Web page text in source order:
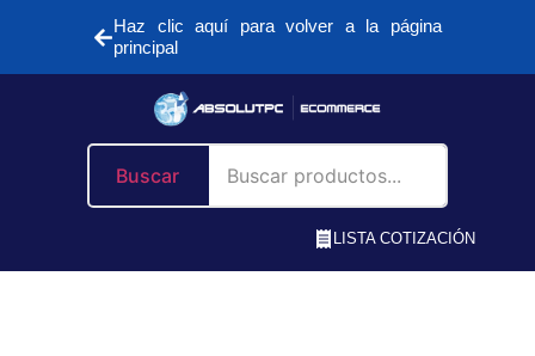
Haz clic aquí para volver a la página
principal
Buscar
LISTA COTIZACIÓN